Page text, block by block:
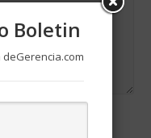
Boletin